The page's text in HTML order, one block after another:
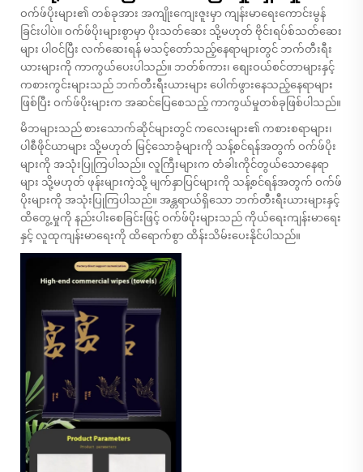
ဝက်ဖ်ပိုးများ၏ တစ်ခုအား အကျိုးကျေးဇူးမှာ ကျန်းမာရေးကောင်းမွန်
ခြင်းပါပဲ။ ဝက်ဖ်ပိုးများစွာမှာ ပိုးသတ်ဆေး သို့မဟုတ် ဗိုင်းရပ်စ်သတ်ဆေး
များ ပါဝင်ပြီး လက်ဆေးရန် မသင့်တော်သည့်နေရာများတွင် ဘက်တီးရီး
ယားများကို ကာကွယ်ပေးပါသည်။ ဘတ်စ်ကား၊ စျေးဝယ်စင်တာများနှင့်
ကစားကွင်းများသည် ဘက်တီးရီးယားများ ပေါက်ဖွားနေသည့်နေရာများ
ဖြစ်ပြီး ဝက်ဖ်ပိုးများက အဆင်ပြေစေသည့် ကာကွယ်မှုတစ်ခုဖြစ်ပါသည်။
မိဘများသည် စားသောက်ဆိုင်များတွင် ကလေးများ၏ ကစားစရာများ၊
ပါစီဖိုင်ယာများ သို့မဟုတ် မြင့်သောခုံများကို သန့်စင်ရန်အတွက် ဝက်ဖ်ပိုး
များကို အသုံးပြုကြပါသည်။ လူကြီးများက တံခါးကိုင်တွယ်သောနေရာ
များ သို့မဟုတ် ဖုန်းများကဲ့သို့ မျက်နှာပြင်များကို သန့်စင်ရန်အတွက် ဝက်ဖ်
ပိုးများကို အသုံးပြုကြပါသည်။ အန္တရာယ်ရှိသော ဘက်တီးရီးယားများနှင့်
ထိတွေ့မှုကို နည်းပါးစေခြင်းဖြင့် ဝက်ဖ်ပိုးများသည် ကိုယ်ရေးကျန်းမာရေး
နှင့် လူထုကျန်းမာရေးကို ထိရောက်စွာ ထိန်းသိမ်းပေးနိုင်ပါသည်။